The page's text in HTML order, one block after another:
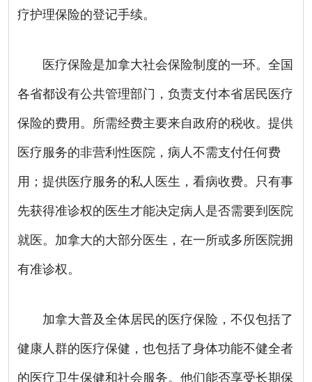
疗护理保险的登记手续。
医疗保险是加拿大社会保险制度的一环。全国
各省都设有公共管理部门，负责支付本省居民医疗
保险的费用。所需经费主要来自政府的税收。提供
医疗服务的非营利性医院，病人不需支付任何费
用；提供医疗服务的私人医生，看病收费。只有事
先获得准诊权的医生才能决定病人是否需要到医院
就医。加拿大的大部分医生，在一所或多所医院拥
有准诊权。
加拿大普及全体居民的医疗保险，不仅包括了
健康人群的医疗保健，也包括了身体功能不健全者
的医疗卫生保健和社会服务。他们能否享受长期保